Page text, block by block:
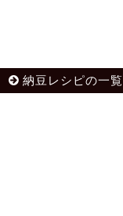
納豆レシピの一覧